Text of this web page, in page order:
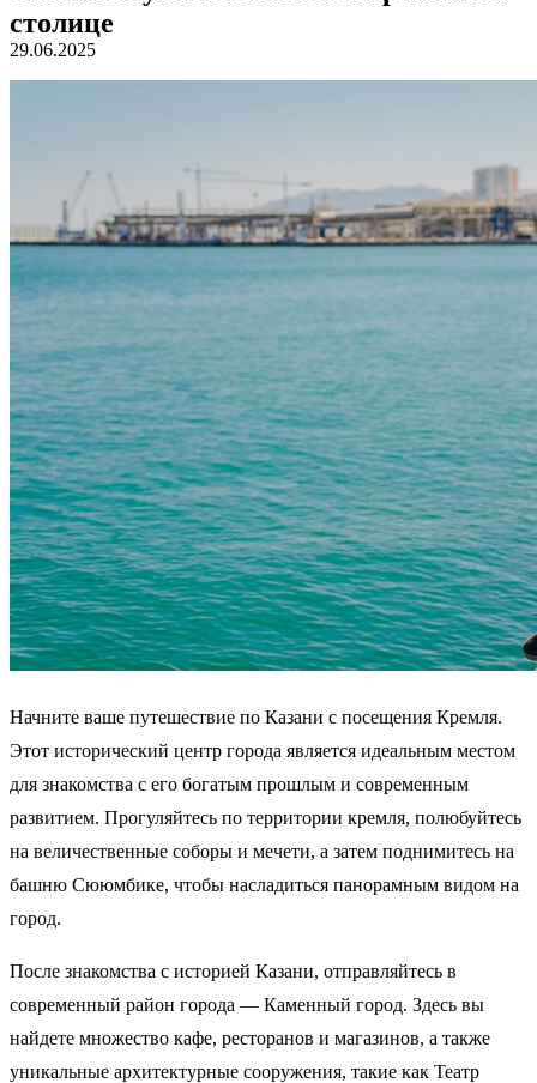
столице
29.06.2025
Начните ваше путешествие по Казани с посещения Кремля.
Этот исторический центр города является идеальным местом
для знакомства с его богатым прошлым и современным
развитием. Прогуляйтесь по территории кремля, полюбуйтесь
на величественные соборы и мечети, а затем поднимитесь на
башню Сююмбике, чтобы насладиться панорамным видом на
город.
После знакомства с историей Казани, отправляйтесь в
современный район города — Каменный город. Здесь вы
найдете множество кафе, ресторанов и магазинов, а также
уникальные архитектурные сооружения, такие как Театр